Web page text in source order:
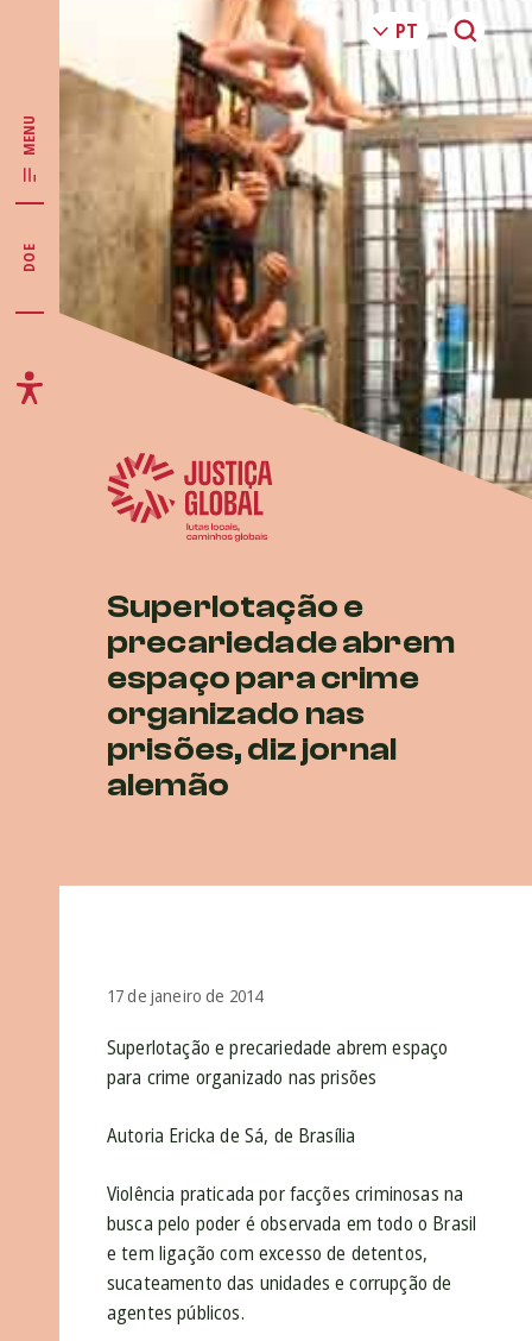
MENU
DOE
Superlotação e
precariedade abrem
espaço para crime
organizado nas
prisões, diz jornal
alemão
17 de janeiro de 2014
Superlotação e precariedade abrem espaço
para crime organizado nas prisões
Autoria Ericka de Sá, de Brasília
Violência praticada por facções criminosas na
busca pelo poder é observada em todo o Brasil
e tem ligação com excesso de detentos,
sucateamento das unidades e corrupção de
agentes públicos.